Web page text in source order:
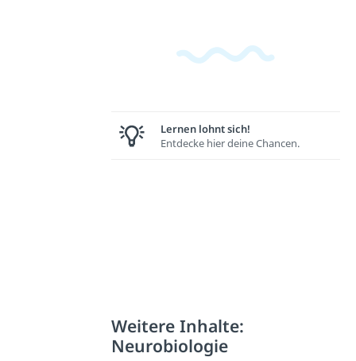
Lernen lohnt sich!
Entdecke hier deine Chancen.
Weitere Inhalte:
Neurobiologie